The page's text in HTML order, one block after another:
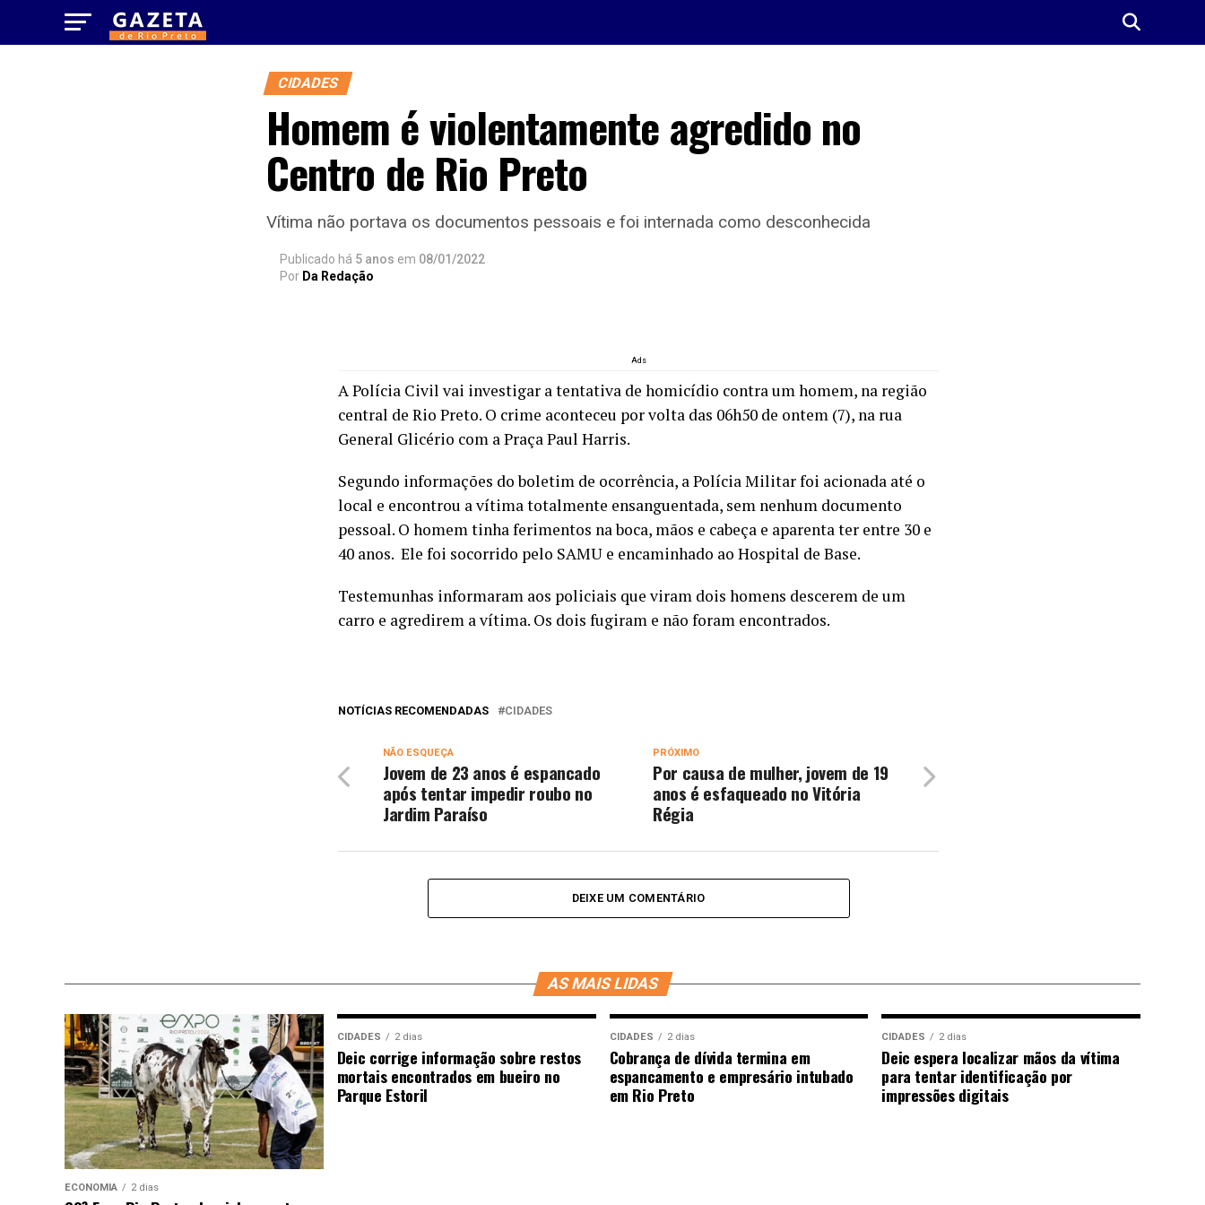
CIDADES
Homem é violentamente agredido no
Centro de Rio Preto
Vítima não portava os documentos pessoais e foi internada como desconhecida
Publicado há 5 anos em 08/01/2022
Por Da Redação
Ads
A Polícia Civil vai investigar a tentativa de homicídio contra um homem, na região
central de Rio Preto. O crime aconteceu por volta das 06h50 de ontem (7), na rua
General Glicério com a Praça Paul Harris.
Segundo informações do boletim de ocorrência, a Polícia Militar foi acionada até o
local e encontrou a vítima totalmente ensanguentada, sem nenhum documento
pessoal. O homem tinha ferimentos na boca, mãos e cabeça e aparenta ter entre 30 e
40 anos. Ele foi socorrido pelo SAMU e encaminhado ao Hospital de Base.
Testemunhas informaram aos policiais que viram dois homens descerem de um
carro e agredirem a vítima. Os dois fugiram e não foram encontrados.
NOTÍCIAS RECOMENDADAS CIDADES
PRÓXIMO
Por causa de mulher, jovem de 19
anos é esfaqueado no Vitória
Régia
NÃO ESQUEÇA
Jovem de 23 anos é espancado
após tentar impedir roubo no
Jardim Paraíso
DEIXE UM COMENTÁRIO
AS MAIS LIDAS
ECONOMIA 2 dias
CIDADES 2 dias
Deic corrige informação sobre restos
mortais encontrados em bueiro no
Parque Estoril
CIDADES 2 dias
Cobrança de dívida termina em
espancamento e empresário intubado
em Rio Preto
CIDADES 2 dias
Deic espera localizar mãos da vítima
para tentar identificação por
impressões digitais